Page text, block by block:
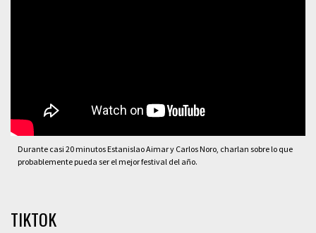
Durante casi 20 minutos Estanislao Aimar y Carlos Noro, charlan sobre lo que
probablemente pueda ser el mejor festival del año.
TIKTOK